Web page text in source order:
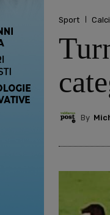
Sport
By